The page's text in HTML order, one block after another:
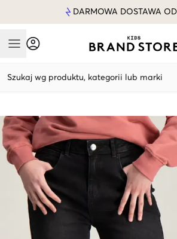
DARMOWA DOSTAWA
Mobile Menu
Szukaj wg produktu, kategorii lub marki